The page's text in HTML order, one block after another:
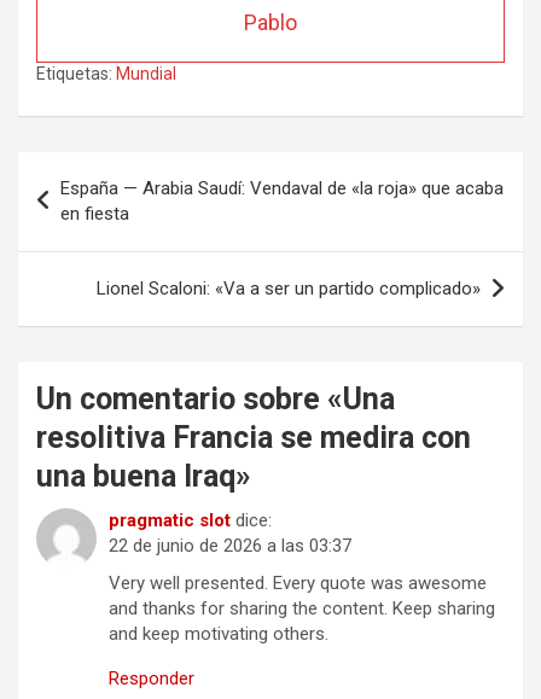
Pablo
Etiquetas: Mundial
de
entradas
España — Arabia Saudí: Vendaval de «la roja» que acaba
en fiesta
Lionel Scaloni: «Va a ser un partido complicado»
Un comentario sobre «Una
resolitiva Francia se medira con
una buena Iraq»
pragmatic slot dice:
22 de junio de 2026 a las 03:37
Very well presented. Every quote was awesome
and thanks for sharing the content. Keep sharing
and keep motivating others.
Responder